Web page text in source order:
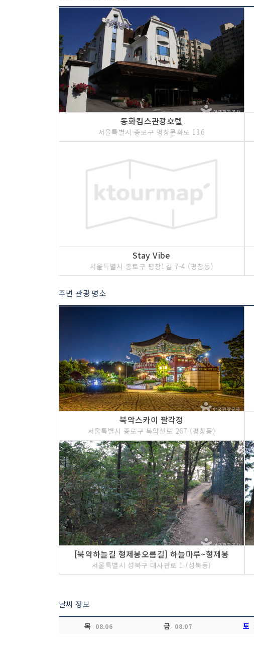
4 코스 : 창덕궁과 후원 [유네스코 세계문화유산]
5 코스 : 창경궁
6 코스 : 성균관대학교 박물관
동화킴스관광호텔
서울특별시 종로구 평창문화로 136
Stay Vibe
서울특별시 종로구 평창1길 7-4 (평창동)
주변 관광 명소
북악스카이 팔각정
서울특별시 종로구 북악산로 267 (평창동)
[북악하늘길 형제봉오름길] 하늘마루~형제봉
서울특별시 성북구 대사관로 1 (성북동)
날씨 정보
목 08.06 금 08.07 토